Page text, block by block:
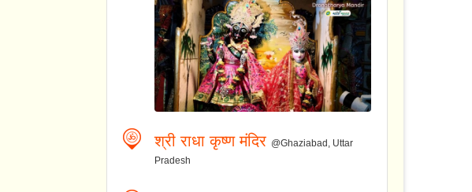
श्री राधा कृष्ण मंदिर @Ghaziabad, Uttar
Pradesh